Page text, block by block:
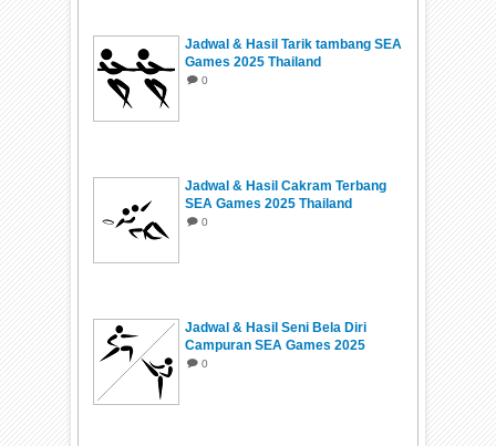
Jadwal & Hasil Tarik tambang SEA
Games 2025 Thailand
0
Jadwal & Hasil Cakram Terbang
SEA Games 2025 Thailand
0
Jadwal & Hasil Seni Bela Diri
Campuran SEA Games 2025
Thailand
0